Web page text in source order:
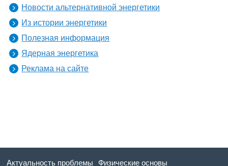
Новости альтернативной энергетики
Из истории энергетики
Полезная информация
Ядерная энергетика
Реклама на сайте
Актуальность проблемы Физические основы